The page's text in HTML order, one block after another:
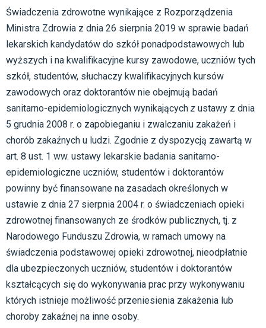
Świadczenia zdrowotne wynikające z Rozporządzenia
Ministra Zdrowia z dnia 26 sierpnia 2019 w sprawie badań
lekarskich kandydatów do szkół ponadpodstawowych lub
wyższych i na kwalifikacyjne kursy zawodowe, uczniów tych
szkół, studentów, słuchaczy kwalifikacyjnych kursów
zawodowych oraz doktorantów nie obejmują badań
sanitarno-epidemiologicznych wynikających z ustawy z dnia
5 grudnia 2008 r. o zapobieganiu i zwalczaniu zakażeń i
chorób zakaźnych u ludzi. Zgodnie z dyspozycją zawartą w
art. 8 ust. 1 ww. ustawy lekarskie badania sanitarno-
epidemiologiczne uczniów, studentów i doktorantów
powinny być finansowane na zasadach określonych w
ustawie z dnia 27 sierpnia 2004 r. o świadczeniach opieki
zdrowotnej finansowanych ze środków publicznych, tj. z
Narodowego Funduszu Zdrowia, w ramach umowy na
świadczenia podstawowej opieki zdrowotnej, nieodpłatnie
dla ubezpieczonych uczniów, studentów i doktorantów
kształcących się do wykonywania prac przy wykonywaniu
których istnieje możliwość przeniesienia zakażenia lub
choroby zakaźnej na inne osoby.